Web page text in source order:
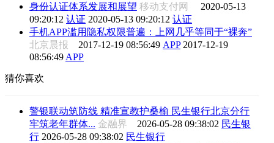
身份认证体系发展和展望 移动支付网 2020-05-13
09:20:12 认证 2020-05-13 09:20:12 认证
手机APP滥用隐私权限普遍：上网几乎等同于“裸奔”
北京晨报 2017-12-19 08:56:49 APP 2017-12-19
08:56:49 APP
猜你喜欢
警银联动筑防线 精准宣教护桑榆 民生银行北京分行
牢筑老年群体... 金融界 2026-05-28 09:38:02 民生银
行 2026-05-28 09:38:02 民生银行